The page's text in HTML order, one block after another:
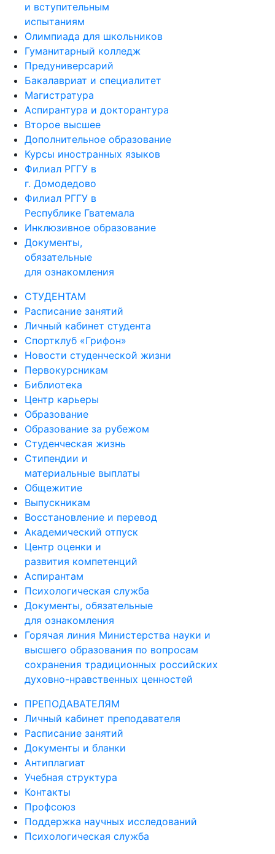
и вступительным
испытаниям
Олимпиада для школьников
Гуманитарный колледж
Предуниверсарий
Бакалавриат и специалитет
Магистратура
Аспирантура и докторантура
Второе высшее
Дополнительное образование
Курсы иностранных языков
Филиал РГГУ в
г. Домодедово
Филиал РГГУ в
Республике Гватемала
Инклюзивное образование
Документы,
обязательные
для ознакомления
СТУДЕНТАМ
Расписание занятий
Личный кабинет студента
Спортклуб «Грифон»
Новости студенческой жизни
Первокурсникам
Библиотека
Центр карьеры
Образование
Образование за рубежом
Студенческая жизнь
Стипендии и
материальные выплаты
Общежитие
Выпускникам
Восстановление и перевод
Академический отпуск
Центр оценки и
развития компетенций
Аспирантам
Психологическая служба
Документы, обязательные
для ознакомления
Горячая линия Министерства науки и
высшего образования по вопросам
сохранения традиционных российских
духовно-нравственных ценностей
ПРЕПОДАВАТЕЛЯМ
Личный кабинет преподавателя
Расписание занятий
Документы и бланки
Антиплагиат
Учебная структура
Контакты
Профсоюз
Поддержка научных исследований
Психологическая служба